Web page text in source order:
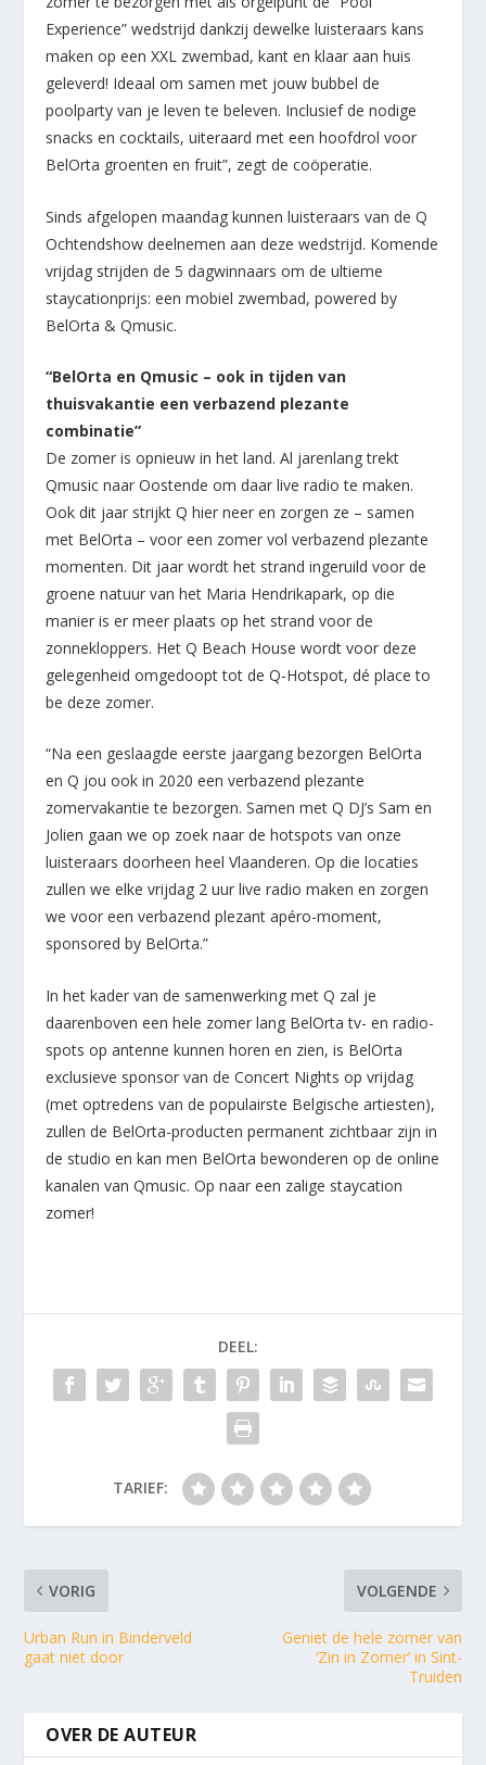
Experience” wedstrijd dankzij dewelke luisteraars kans
maken op een XXL zwembad, kant en klaar aan huis
geleverd! Ideaal om samen met jouw bubbel de
poolparty van je leven te beleven. Inclusief de nodige
snacks en cocktails, uiteraard met een hoofdrol voor
BelOrta groenten en fruit”, zegt de coöperatie.
Sinds afgelopen maandag kunnen luisteraars van de Q
Ochtendshow deelnemen aan deze wedstrijd. Komende
vrijdag strijden de 5 dagwinnaars om de ultieme
staycationprijs: een mobiel zwembad, powered by
BelOrta & Qmusic.
“BelOrta en Qmusic – ook in tijden van
thuisvakantie een verbazend plezante
combinatie”
De zomer is opnieuw in het land. Al jarenlang trekt
Qmusic naar Oostende om daar live radio te maken.
Ook dit jaar strijkt Q hier neer en zorgen ze – samen
met BelOrta – voor een zomer vol verbazend plezante
momenten. Dit jaar wordt het strand ingeruild voor de
groene natuur van het Maria Hendrikapark, op die
manier is er meer plaats op het strand voor de
zonnekloppers. Het Q Beach House wordt voor deze
gelegenheid omgedoopt tot de Q-Hotspot, dé place to
be deze zomer.
“Na een geslaagde eerste jaargang bezorgen BelOrta
en Q jou ook in 2020 een verbazend plezante
zomervakantie te bezorgen. Samen met Q DJ’s Sam en
Jolien gaan we op zoek naar de hotspots van onze
luisteraars doorheen heel Vlaanderen. Op die locaties
zullen we elke vrijdag 2 uur live radio maken en zorgen
we voor een verbazend plezant apéro-moment,
sponsored by BelOrta.”
In het kader van de samenwerking met Q zal je
daarenboven een hele zomer lang BelOrta tv- en radio-
spots op antenne kunnen horen en zien, is BelOrta
exclusieve sponsor van de Concert Nights op vrijdag
(met optredens van de populairste Belgische artiesten),
zullen de BelOrta-producten permanent zichtbaar zijn in
de studio en kan men BelOrta bewonderen op de online
kanalen van Qmusic. Op naar een zalige staycation
zomer!
DEEL:
TARIEF:
VORIG
Urban Run in Binderveld
gaat niet door
VOLGENDE
Geniet de hele zomer van
‘Zin in Zomer’ in Sint-
Truiden
OVER DE AUTEUR